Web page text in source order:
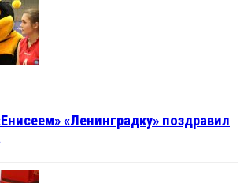
«Ленинградку» поздравил